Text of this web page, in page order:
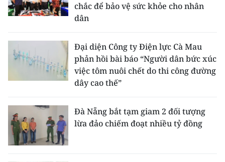
中文
FRANÇAIS
ESPAÑOL
한국어
chắc để bảo vệ sức khỏe cho nhân
dân
Đại diện Công ty Điện lực Cà Mau
phản hồi bài báo “Người dân bức xúc
việc tôm nuôi chết do thi công đường
dây cao thế”
Đà Nẵng bắt tạm giam 2 đối tượng
lừa đảo chiếm đoạt nhiều tỷ đồng